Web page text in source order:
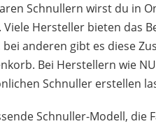
Schnullern wirst du in
Viele Hersteller bieten das
anderen gibt es diese
Bei Herstellern wie
Schnuller erstellen
Schnuller-Modell, die